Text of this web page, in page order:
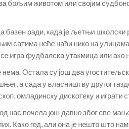
за бољим животом или својим
ради, када је љетњи школски
сатима неће наћи нико на
игра фудбалска утакмица или
Остала су још два
а сада у власништву другог
омладинску дискотеку и играти
нас почела још давно због све
Како год, али она је нешто што